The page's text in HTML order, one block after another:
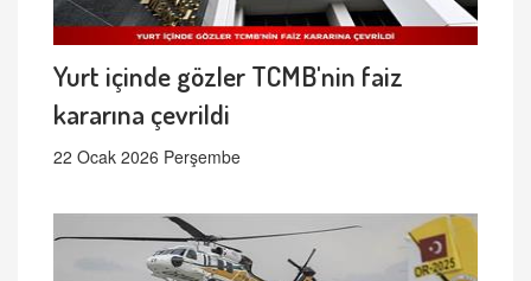
Yurt içinde gözler TCMB'nin faiz
kararına çevrildi
22 Ocak 2026 Perşembe